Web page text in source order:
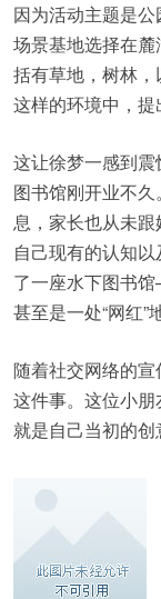
因为活动主题是
场景基地选择在
括有草地，树林
这样的环境中，提
这让徐梦一感到
图书馆刚开业不
息，家长也从未
自己现有的认知
了一座水下图书
甚至是一处“网红”
随着社交网络的
这件事。这位小朋
就是自己当初的创